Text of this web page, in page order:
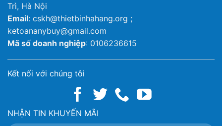
Trì, Hà Nội
Email: cskh@thietbinhahang.org ;
ketoananybuy@gmail.com
Mã số doanh nghiệp: 0106236615
Kết nối với chúng tôi
NHẬN TIN KHUYẾN MÃI